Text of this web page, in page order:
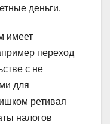
деньги.
имеет
переход
с не
для
ретивая
налогов